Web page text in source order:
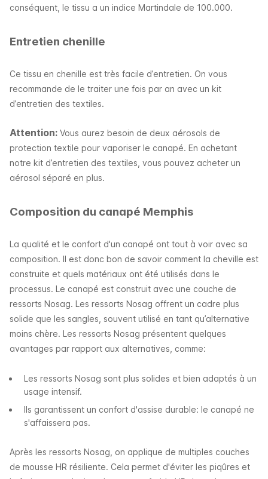
conséquent, le tissu a un indice Martindale de 100.000.
Entretien chenille
Ce tissu en chenille est très facile d’entretien. On vous
recommande de le traiter une fois par an avec un kit
d’entretien des textiles.
Attention: Vous aurez besoin de deux aérosols de
protection textile pour vaporiser le canapé. En achetant
notre kit d’entretien des textiles, vous pouvez acheter un
aérosol séparé en plus.
Composition du canapé Memphis
La qualité et le confort d'un canapé ont tout à voir avec sa
composition. Il est donc bon de savoir comment la cheville est
construite et quels matériaux ont été utilisés dans le
processus. Le canapé est construit avec une couche de
ressorts Nosag. Les ressorts Nosag offrent un cadre plus
solide que les sangles, souvent utilisé en tant qu’alternative
moins chère. Les ressorts Nosag présentent quelques
avantages par rapport aux alternatives, comme:
Les ressorts Nosag sont plus solides et bien adaptés à un
usage intensif.
Ils garantissent un confort d'assise durable: le canapé ne
s'affaissera pas.
Après les ressorts Nosag, on applique de multiples couches
de mousse HR résiliente. Cela permet d'éviter les piqûres et